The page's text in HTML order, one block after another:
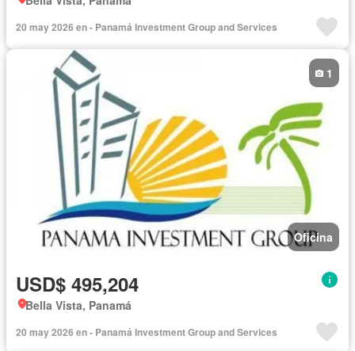
20 may 2026 en - Panamá Investment Group and Services
Oficina
1
USD$ 495,204
Bella Vista, Panamá
20 may 2026 en - Panamá Investment Group and Services